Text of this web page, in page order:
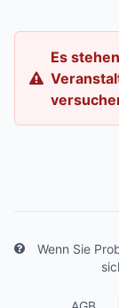
Es
Wenn Sie